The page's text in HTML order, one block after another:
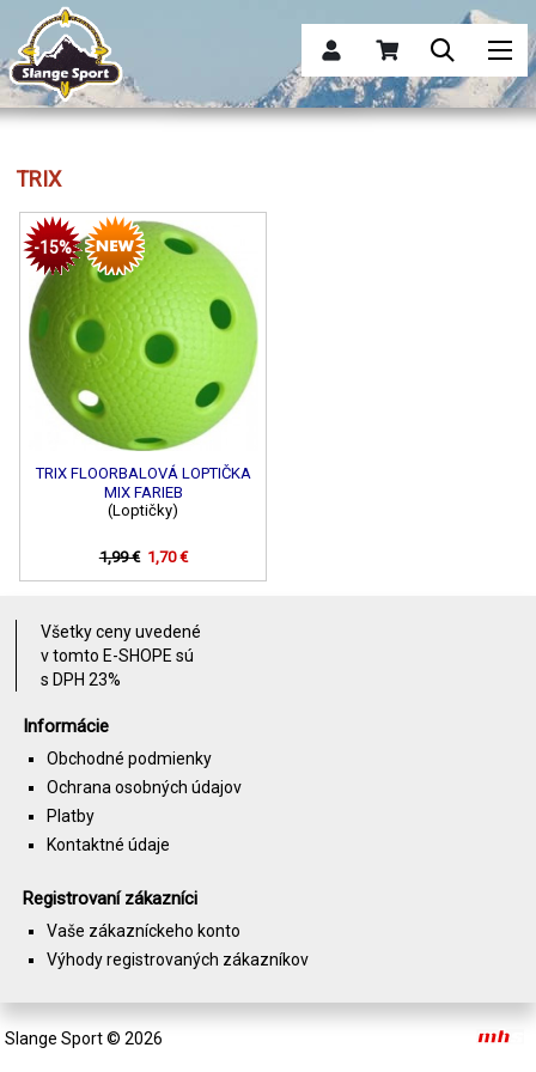
TRIX
-15%
TRIX FLOORBALOVÁ LOPTIČKA
MIX FARIEB
(Loptičky)
1,99 € 1,70 €
Všetky ceny uvedené
v tomto E-SHOPE sú
s DPH 23%
Informácie
Obchodné podmienky
Ochrana osobných údajov
Platby
Kontaktné údaje
Registrovaní zákazníci
Vaše zákazníckeho konto
Výhody registrovaných zákazníkov
Slange Sport© 2026